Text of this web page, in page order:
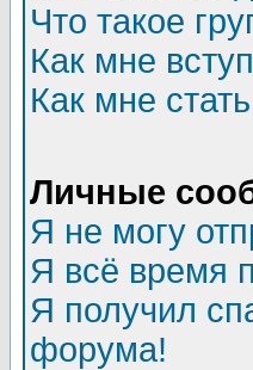
Что такое
Как мне
Как мне
Личные
Я не могу
Я всё время
Я получил
форума!